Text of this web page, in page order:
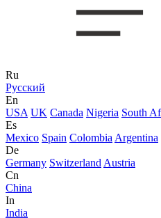
Ru
Русский
En
USA UK Canada Nigeria South
Es
Mexico Spain Colombia Argentina
De
Germany Switzerland Austria
Cn
China
In
India